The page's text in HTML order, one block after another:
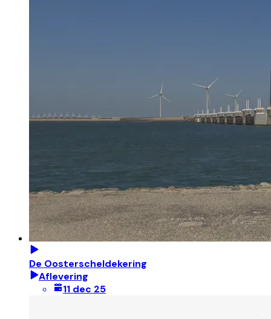
De Oosterscheldekering
Aflevering
11 dec 25